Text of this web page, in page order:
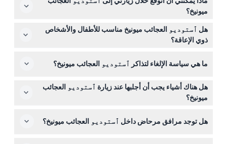
فقط اختر التاريخ والوقت المفضلين لديك أثناء عملية الحجز
لضمان مكانك.
ميونيخ؟
مجموعة تصوير تفاعلية، بما في ذلك غرفة مقلوبة، وحوض
هل ٱستوديو العجائب ميونيخ مناسب للأطفال والأشخاص
ذوي الإعاقة؟
الأطفال دون 14 سنة من قبل أحد البالغين. المكان مجهز بمصعد
ما هي سياسة الإلغاء لتذاكر ٱستوديو العجائب ميونيخ؟
التذاكر غير قابلة للاسترداد ولا يمكن إلغاؤها، لذا تأكد من اختيار
التاريخ والوقت بعناية عند الحجز.
هل هناك أشياء يجب أن أجلبها عند زيارة ٱستوديو العجائب
ميونيخ؟
تذاكر الطلاب أو الأطفال. يُنصح بارتداء ملابس مريحة، ولا تحتاج
هل توجد مرافق مرحاض داخل ٱستوديو العجائب ميونيخ؟